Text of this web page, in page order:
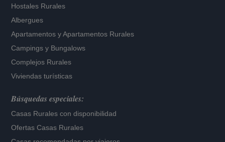
Hostales Rurales
Albergues
Apartamentos yApartamentos Rurales
Campings y Bungalows
Complejos Rurales
Viviendas turísticas
Búsquedas especiales:
Casas Rurales con disponibilidad
Ofertas Casas Rurales